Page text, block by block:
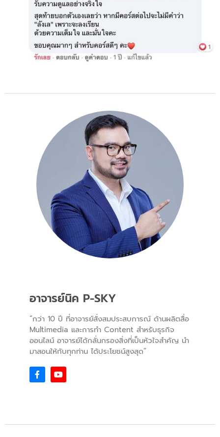
อาจารย์นิค P-SKY
“กว่า 10 ปี ที่อาจารย์สั่งสมประสบการณ์ ด้านผลิตสื่อ
Multimedia และการทำ Content สำหรับธุรกิจ
ออนไลน์ อาจารย์ได้กลั่นกรองสิ่งที่เป็นหัวใจสำคัญ นำ
มาสอนให้กับทุกท่าน ได้ประโยชน์สูงสุด”